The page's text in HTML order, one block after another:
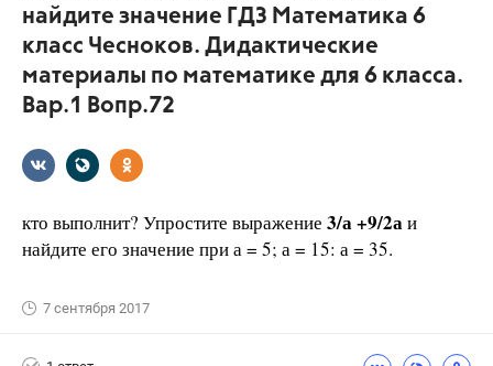
найдите значение ГДЗ Математика 6
класс Чесноков. Дидактические
материалы по математике для 6 класса.
Вар.1 Вопр.72
кто выполнит? Упростите выражение 3/а +9/2аи
найдите его значение при а = 5; а = 15: а = 35.
7 сентября 2017